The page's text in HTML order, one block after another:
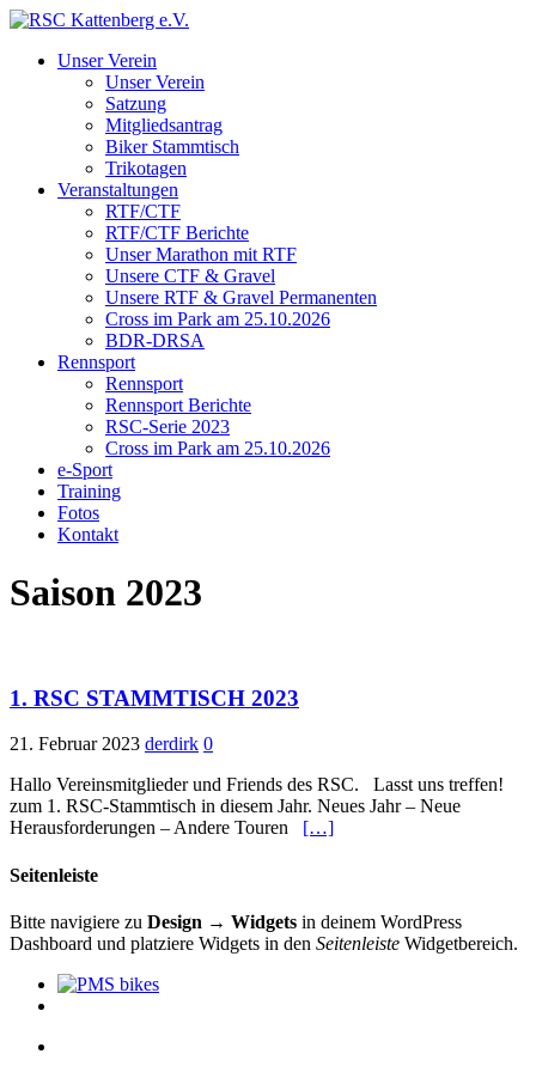
Unser Verein
Unser Verein
Satzung
Mitgliedsantrag
Biker Stammtisch
Trikotagen
Veranstaltungen
RTF/CTF
RTF/CTF Berichte
Unser Marathon mit RTF
Unsere CTF & Gravel
Unsere RTF & Gravel Permanenten
Cross im Park am 25.10.2026
BDR-DRSA
Rennsport
Rennsport
Rennsport Berichte
RSC-Serie 2023
Cross im Park am 25.10.2026
e-Sport
Training
Fotos
Kontakt
Saison 2023
1. RSC STAMMTISCH 2023
21. Februar 2023 derdirk 0
Hallo Vereinsmitglieder und Friends des RSC. Lasst uns treffen!
zum 1. RSC-Stammtisch in diesem Jahr. Neues Jahr – Neue
Herausforderungen – Andere Touren […]
Seitenleiste
Bitte navigiere zu Design → Widgets in deinem WordPress
Dashboard und platziere Widgets in den Seitenleiste Widgetbereich.